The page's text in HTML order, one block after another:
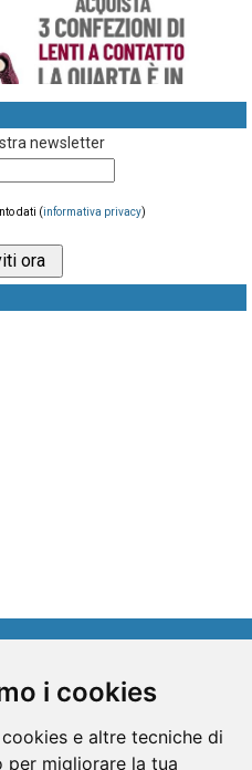
i cookies
e altre tecniche di
per migliorare la tua
newsletter
dati (informativa privacy)